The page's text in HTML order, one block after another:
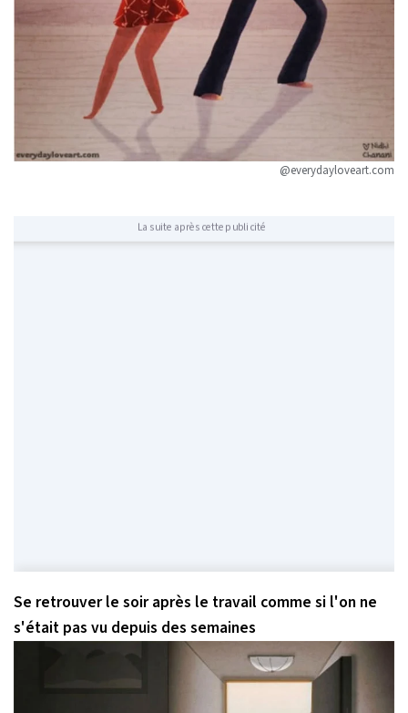
@everydayloveart.com
La suite après cette publicité
Se retrouver le soir après le travail comme si l'on ne
s'était pas vu depuis des semaines